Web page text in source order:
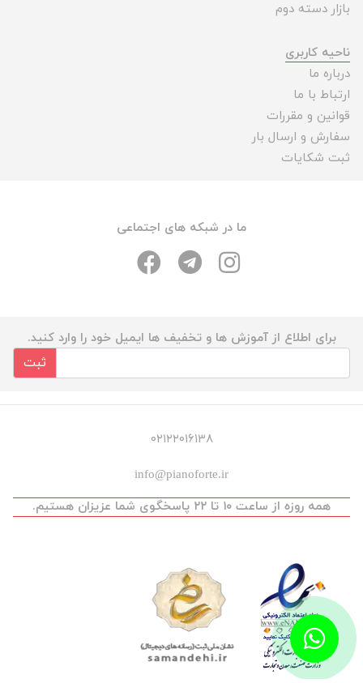
بازار دسته دوم
ناحیه کاربری
درباره ما
ارتباط با ما
قوانین و مقررات
سفارش و ارسال بار
ثبت شکایات
ما در شبکه های اجتماعی
برای اطلاع از آموزش ها و تخفیف ها ایمیل خود را وارد کنید.
ثبت
۰۲۱۲۲۰۱۶۱۳۸
info@pianoforte.ir
همه روزه از ساعت ۱۰ تا ۲۲ پاسخگوی شما عزیزان هستیم.